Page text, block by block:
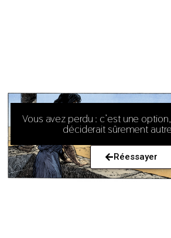
Vous avez perdu : c’est une
déciderait sûrement
Réessayer